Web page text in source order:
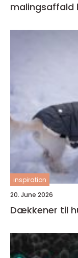
malingsaffald
inspiration
20. June 2026
Dækkener til